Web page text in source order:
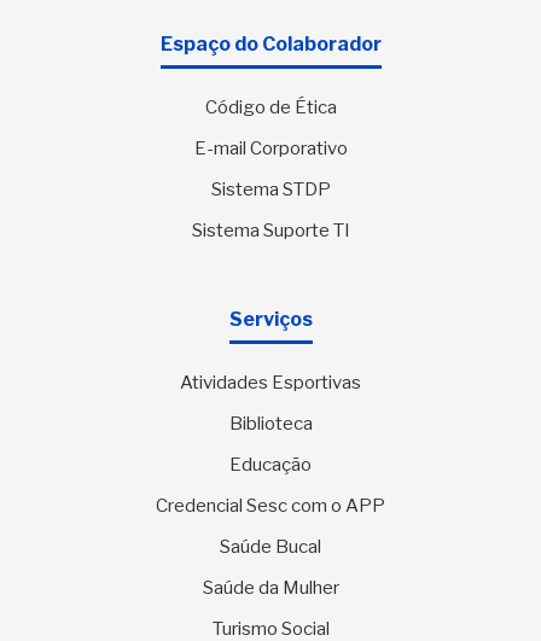
Espaço do Colaborador
Código de Ética
E-mail Corporativo
Sistema STDP
Sistema Suporte TI
Serviços
Atividades Esportivas
Biblioteca
Educação
Credencial Sesc com o APP
Saúde Bucal
Saúde da Mulher
Turismo Social